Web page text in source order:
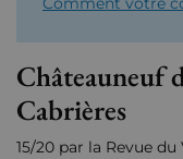
Châteauneuf
Cabrières
15/20 par la Revue